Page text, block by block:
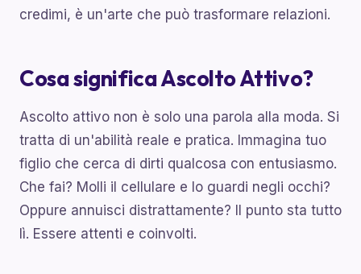
credimi, è un'arte che può trasformare relazioni.
Cosa significa Ascolto Attivo?
Ascolto attivo non è solo una parola alla moda. Si
tratta di un'abilità reale e pratica. Immagina tuo
figlio che cerca di dirti qualcosa con entusiasmo.
Che fai? Molli il cellulare e lo guardi negli occhi?
Oppure annuisci distrattamente? Il punto sta tutto
lì. Essere attenti e coinvolti.